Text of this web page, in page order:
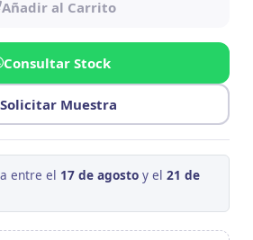
Añadir al Carrito
Solicitar Muestra
Consultar Stock
entre el 17 de agosto y el21 de